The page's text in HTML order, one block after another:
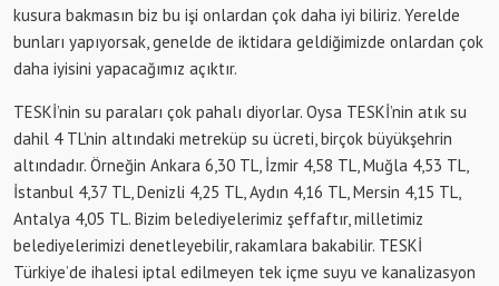
kusura bakmasın biz bu işi onlardan çok daha iyi biliriz. Yerelde
bunları yapıyorsak, genelde de iktidara geldiğimizde onlardan çok
daha iyisini yapacağımız açıktır.
TESKİ’nin su paraları çok pahalı diyorlar. Oysa TESKİ’nin atık su
dahil 4 TL’nin altındaki metreküp su ücreti, birçok büyükşehrin
altındadır. Örneğin Ankara 6,30 TL, İzmir 4,58 TL, Muğla 4,53 TL,
İstanbul 4,37 TL, Denizli 4,25 TL, Aydın 4,16 TL, Mersin 4,15 TL,
Antalya 4,05 TL. Bizim belediyelerimiz şeffaftır, milletimiz
belediyelerimizi denetleyebilir, rakamlara bakabilir. TESKİ
Türkiye’de ihalesi iptal edilmeyen tek içme suyu ve kanalizasyon